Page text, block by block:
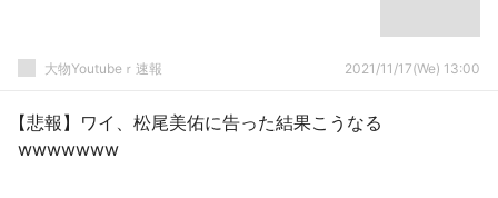
大物Youtubeｒ速報 2021/11/17(We) 13:00
【悲報】ワイ、松尾美佑に告った結果こうなる
wwwwwww